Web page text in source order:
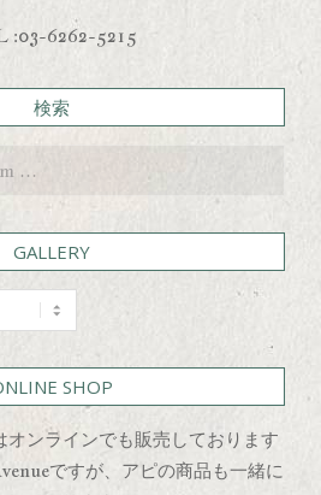
:03-6262-5215
検索
GALLERY
SHOP
ンラインでも販売しております
ですが、アピの商品も一緒に